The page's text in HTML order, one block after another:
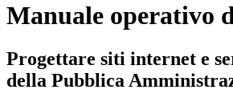
Manuale operativo
Progettare siti internet e
della Pubblica